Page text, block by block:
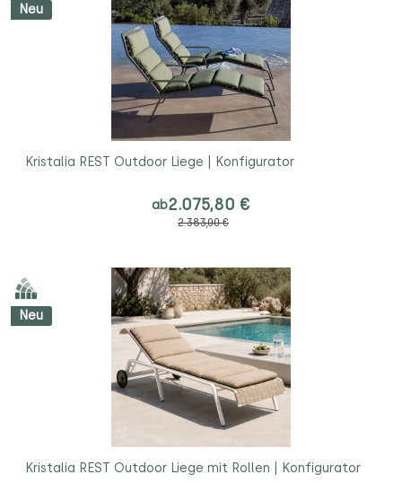
Neu
Kristalia REST Outdoor Liege | Konfigurator
ab2.075,80 €
2.383,00 €
Neu
Kristalia REST Outdoor Liege mit Rollen | Konfigurator